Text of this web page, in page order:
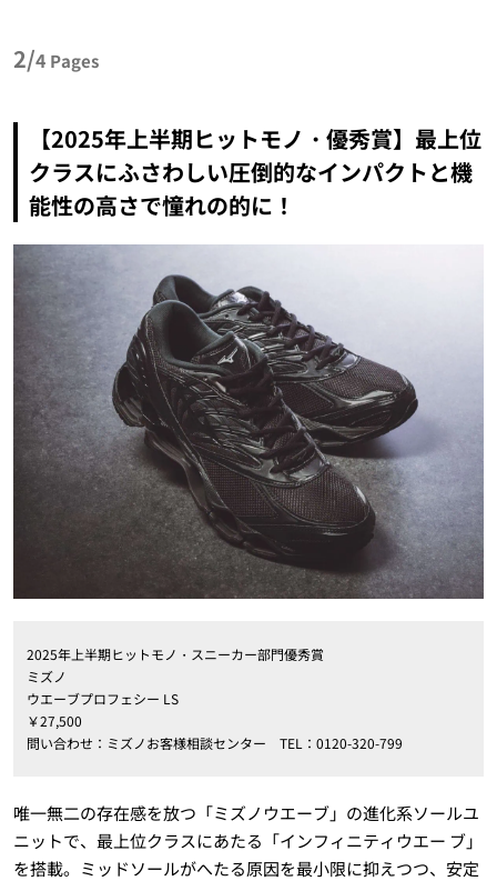
2/4 Pages
【2025年上半期ヒットモノ・優秀賞】最上位
クラスにふさわしい圧倒的なインパクトと機
能性の高さで憧れの的に！
2025年上半期ヒットモノ・スニーカー部門優秀賞
ミズノ
ウエーブプロフェシー LS
￥27,500
問い合わせ：ミズノお客様相談センター TEL：0120-320-799
唯一無二の存在感を放つ「ミズノウエーブ」の進化系ソールユ
ニットで、最上位クラスにあたる「インフィニティウエー ブ」
を搭載。ミッドソールがへたる原因を最小限に抑えつつ、安定